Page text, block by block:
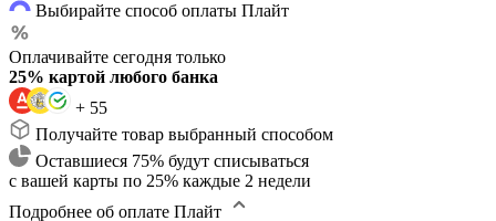
Выбирайте способ оплаты Плайт
Оплачивайте сегодня только
25% картой любого банка
+ 55
Получайте товар выбранный способом
Оставшиеся 75% будут списываться
с вашей карты по 25% каждые 2 недели
Подробнее об оплате Плайт